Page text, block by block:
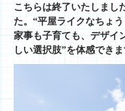
こちらは終了いたしまし
た。“平屋ライクなちょ
家事も子育ても、デザイ
しい選択肢”を体感でき